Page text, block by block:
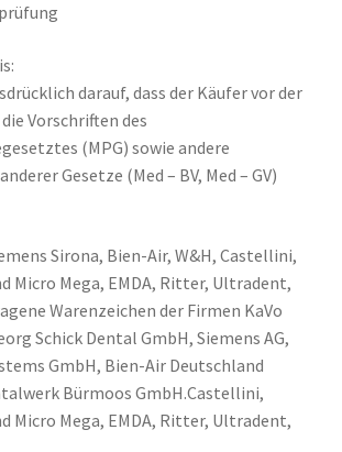
darauf, dass der Käufer vor der
Vorschriften des
(MPG) sowie andere
Gesetze (Med – BV, Med – GV)
Sirona, Bien-Air, W&H, Castellini,
Micro Mega, EMDA, Ritter, Ultradent,
Warenzeichen der Firmen KaVo
Schick Dental GmbH, Siemens AG,
GmbH, Bien-Air Deutschland
Bürmoos GmbH.Castellini,
Micro Mega, EMDA, Ritter, Ultradent,